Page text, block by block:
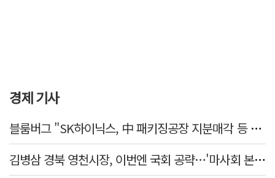
경제 기사
블룸버그 "SK하이닉스, 中 패키징공장 지분매각 등 검토"
김병삼 경북 영천시장, 이번엔 국회 공략…'마사회 본사 이전·광역교통망 확충' 요청